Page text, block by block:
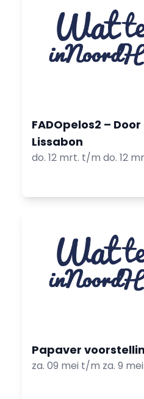
FADOpelos2 –
Lissabon
do. 12 mrt. t/m do. 12
Papaver
za. 09 mei t/m za. 9 mei